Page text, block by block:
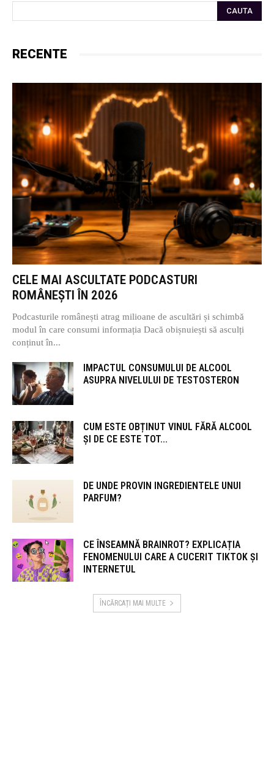
CAUTA
RECENTE
CELE MAI ASCULTATE PODCASTURI
ROMÂNEȘTI ÎN 2026
Podcasturile românești atrag milioane de ascultări și schimbă
modul în care consumi informația Dacă obișnuiești să asculți
conținut în...
IMPACTUL CONSUMULUI DE ALCOOL
ASUPRA NIVELULUI DE TESTOSTERON
CUM ESTE OBȚINUT VINUL FĂRĂ ALCOOL
ȘI DE CE ESTE TOT...
DE UNDE PROVIN INGREDIENTELE UNUI
PARFUM?
CE ÎNSEAMNĂ BRAINROT? EXPLICAȚIA
FENOMENULUI CARE A CUCERIT TIKTOK ȘI
INTERNETUL
ÎNCĂRCAȚI MAI MULTE